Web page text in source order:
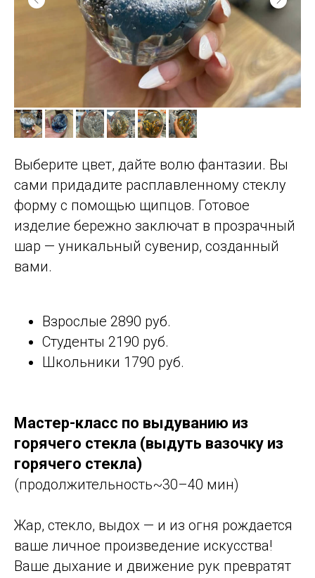
Выберите цвет, дайте волю фантазии. Вы
сами придадите расплавленному стеклу
форму с помощью щипцов. Готовое
изделие бережно заключат в прозрачный
шар — уникальный сувенир, созданный
вами.
Взрослые 2890 руб.
Студенты 2190 руб.
Школьники 1790 руб.
Мастер-класс по выдуванию из
горячего стекла (выдуть вазочку из
горячего стекла)
(продолжительность~30–40 мин)
Жар, стекло, выдох — и из огня рождается
ваше личное произведение искусства!
Ваше дыхание и движение рук превратят